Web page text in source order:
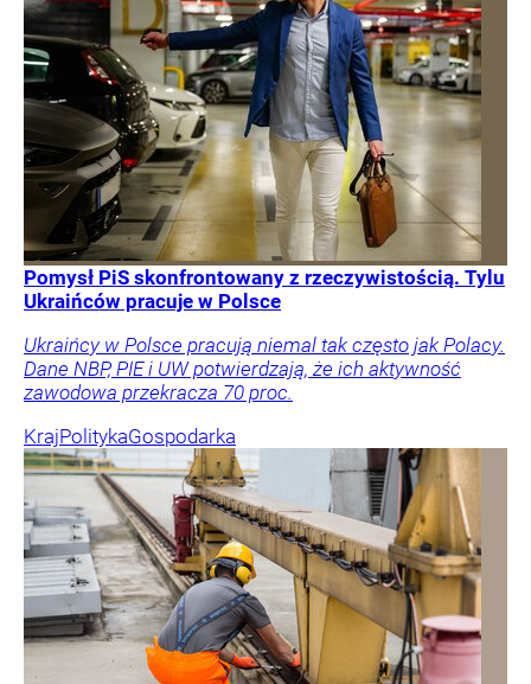
Pomysł PiS skonfrontowany z rzeczywistością. Tylu
Ukraińców pracuje w Polsce
Ukraińcy w Polsce pracują niemal tak często jak Polacy.
Dane NBP, PIE i UW potwierdzają, że ich aktywność
zawodowa przekracza 70 proc.
KrajPolitykaGospodarka